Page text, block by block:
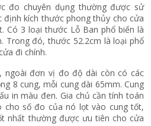
đo chuyên dụng thường được sử
định kích thước phong thủy cho cửa
Có 3 loại thước Lỗ Ban phổ biến là
Trong đó, thước 52.2cm là loại phổ
đi chính.
ngoài đơn vị đo độ dài còn có các
8 cung, mỗi cung dài 65mm. Cung
in màu đen. Gia chủ cần tính toán
cho số đo của nó lọt vào cung tốt,
nhất thường được ưu tiên cho cửa